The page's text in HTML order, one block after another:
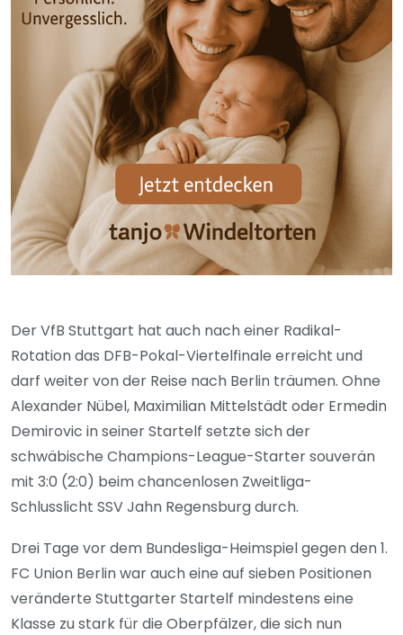
Der VfB Stuttgart hat auch nach einer Radikal-
Rotation das DFB-Pokal-Viertelfinale erreicht und
darf weiter von der Reise nach Berlin träumen. Ohne
Alexander Nübel, Maximilian Mittelstädt oder Ermedin
Demirovic in seiner Startelf setzte sich der
schwäbische Champions-League-Starter souverän
mit 3:0 (2:0) beim chancenlosen Zweitliga-
Schlusslicht SSV Jahn Regensburg durch.
Drei Tage vor dem Bundesliga-Heimspiel gegen den 1.
FC Union Berlin war auch eine auf sieben Positionen
veränderte Stuttgarter Startelf mindestens eine
Klasse zu stark für die Oberpfälzer, die sich nun